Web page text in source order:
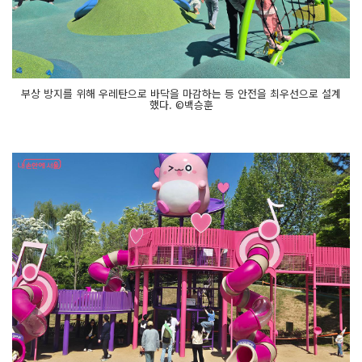
부상 방지를 위해 우레탄으로 바닥을 마감하는 등 안전을 최우선으로 설계
했다. ©백승훈